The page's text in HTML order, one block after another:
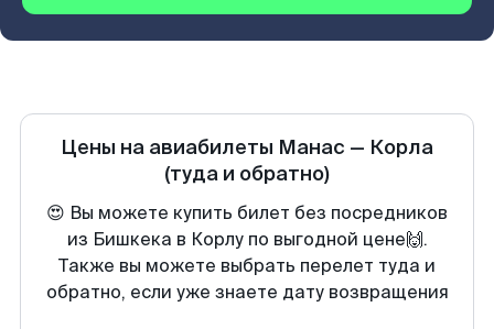
Цены на авиабилеты Манас — Корла
(туда и обратно)
😍 Вы можете купить билет без посредников
из Бишкека в Корлу по выгодной цене🙌.
Также вы можете выбрать перелет туда и
обратно, если уже знаете дату возвращения